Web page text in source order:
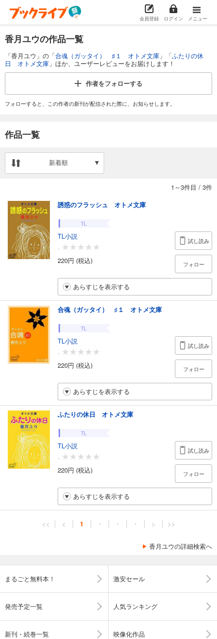
会員登録 ログイン メニュー
香月ユウの作品一覧
「香月ユウ」の「合魂（ガッタイ） ♯１ オトメ文庫 」「ふたりの休
日 オトメ文庫 」ほか、ユーザーレビューをお届けします！
作者をフォローする
フォローすると、この作者の新刊が配信された際に、お知らせします。
作品一覧
新着順
1～3件目 / 3件
誘惑のフラッシュ オトメ文庫
TL
TL小説
-
220円 (税込)
試し読み
フォロー
あらすじを表示する
合魂（ガッタイ） ♯１ オトメ文庫
TL
TL小説
-
220円 (税込)
試し読み
フォロー
あらすじを表示する
ふたりの休日 オトメ文庫
TL
TL小説
-
220円 (税込)
試し読み
フォロー
あらすじを表示する
<< < 1 ・ ・ ・ > >>
香月ユウの詳細検索へ
まるごと無料本！ 激安セール
発売予定一覧 人気ランキング
新刊・続巻一覧 映像化作品